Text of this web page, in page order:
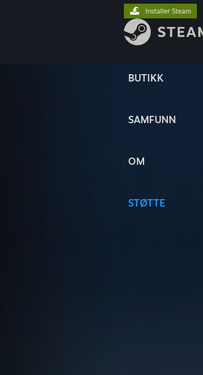
BUTIKK
SAMFUNN
OM
STØTTE
Installer Steam